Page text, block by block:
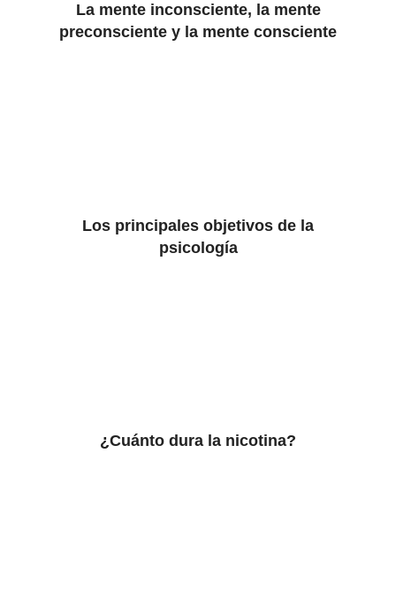
La mente inconsciente, la mente
preconsciente y la mente consciente
Los principales objetivos de la
psicología
¿Cuánto dura la nicotina?